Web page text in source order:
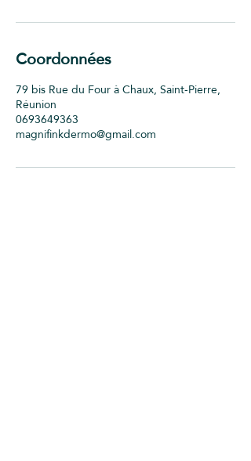
Coordonnées
79 bis Rue du Four à Chaux, Saint-Pierre,
Réunion
0693649363
magnifinkdermo@gmail.com